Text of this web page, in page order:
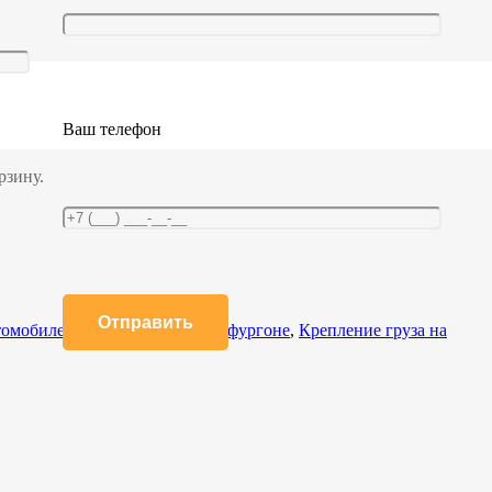
Ваш телефон
Крепление груза в фургоне, Крепление груза на